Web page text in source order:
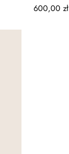
Regular
600,00 zł